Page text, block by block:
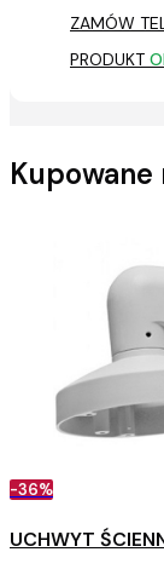
ZAMÓW
PRODUKT
-36%